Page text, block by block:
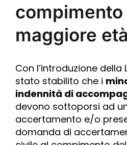
compimento
maggiore età
Con l’introduzione della
stato stabilito che i
indennità di
devono sottoporsi ad
accertamento e/o
domanda di